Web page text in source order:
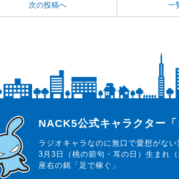
次の投稿へ 一
らじっと君
NACK5公式キャラクター「
ラジオキャラなのに無口で愛想がな
3月3日（桃の節句・耳の日）生まれ（
座右の銘「足で稼ぐ」